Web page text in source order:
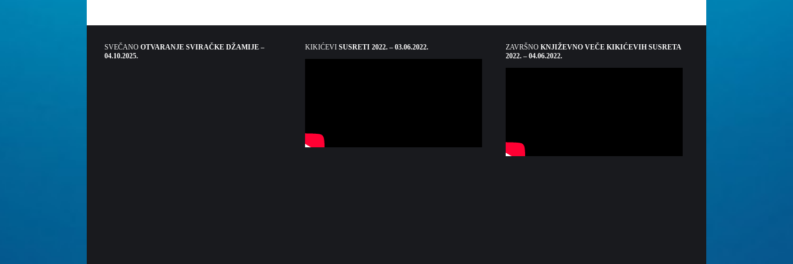
SVEČANO OTVARANJE SVIRAČKE DŽAMIJE –
04.10.2025.
KIKIĆEVI SUSRETI 2022. – 03.06.2022. ZAVRŠNO KNJIŽEVNO VEČE KIKIĆEVIH SUSRETA
2022. – 04.06.2022.